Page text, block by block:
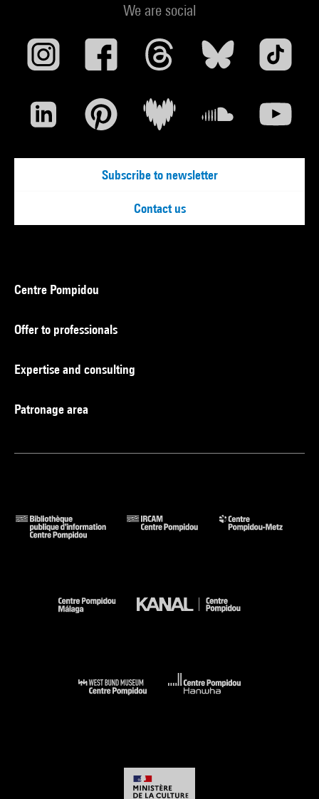
We are social
Subscribe to newsletter
Contact us
Centre Pompidou
Offer to professionals
Expertise and consulting
Patronage area